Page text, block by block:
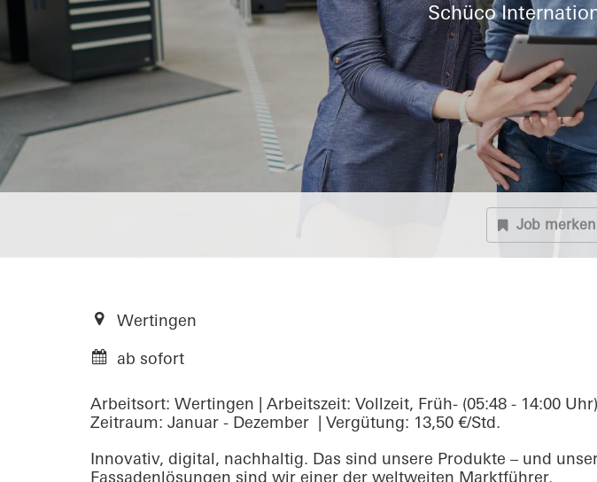
Schüco
Job merken
Wertingen
ab sofort
Arbeitsort: Wertingen | Arbeitszeit: Vollzeit, Früh- (05:48 - 14:00
Zeitraum: Januar - Dezember | Vergütung: 13,50 €/Std.
Innovativ, digital, nachhaltig. Das sind unsere Produkte – und
Fassadenlösungen sind wir einer der weltweiten Marktführer.